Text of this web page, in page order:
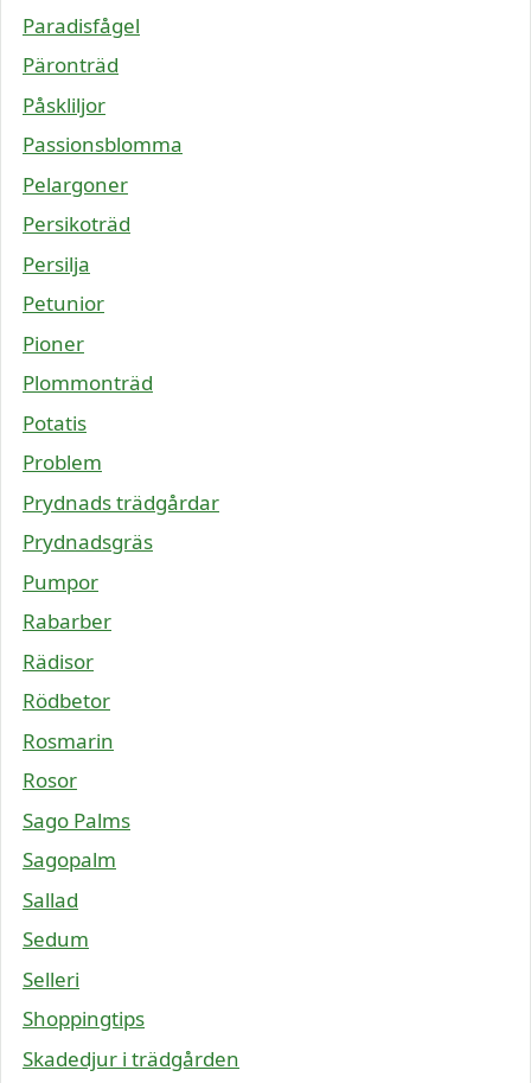
Paradisfågel
Päronträd
Påskliljor
Passionsblomma
Pelargoner
Persikoträd
Persilja
Petunior
Pioner
Plommonträd
Potatis
Problem
Prydnads trädgårdar
Prydnadsgräs
Pumpor
Rabarber
Rädisor
Rödbetor
Rosmarin
Rosor
Sago Palms
Sagopalm
Sallad
Sedum
Selleri
Shoppingtips
Skadedjur i trädgården